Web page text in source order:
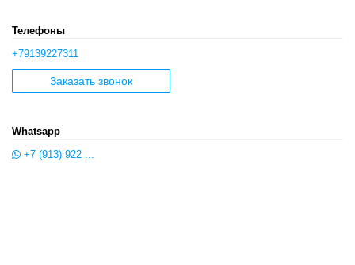
Телефоны
+79139227311
Заказать звонок
Whatsapp
+7 (913) 922 ...